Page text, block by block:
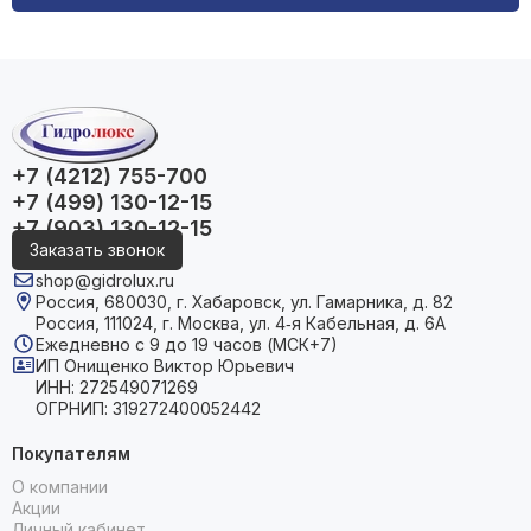
+7 (4212) 755-700
+7 (499) 130-12-15
+7 (903) 130-12-15
Заказать звонок
shop@gidrolux.ru
Россия, 680030, г. Хабаровск, ул. Гамарника, д. 82
Россия, 111024, г. Москва, ул. 4‑я Кабельная, д. 6А
Ежедневно с 9 до 19 часов (МСК+7)
ИП Онищенко Виктор Юрьевич
ИНН: 272549071269
ОГРНИП: 319272400052442
Покупателям
О компании
Акции